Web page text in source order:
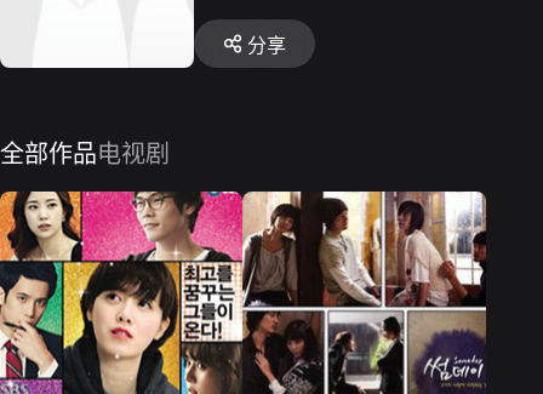
分享
全部作品电视剧